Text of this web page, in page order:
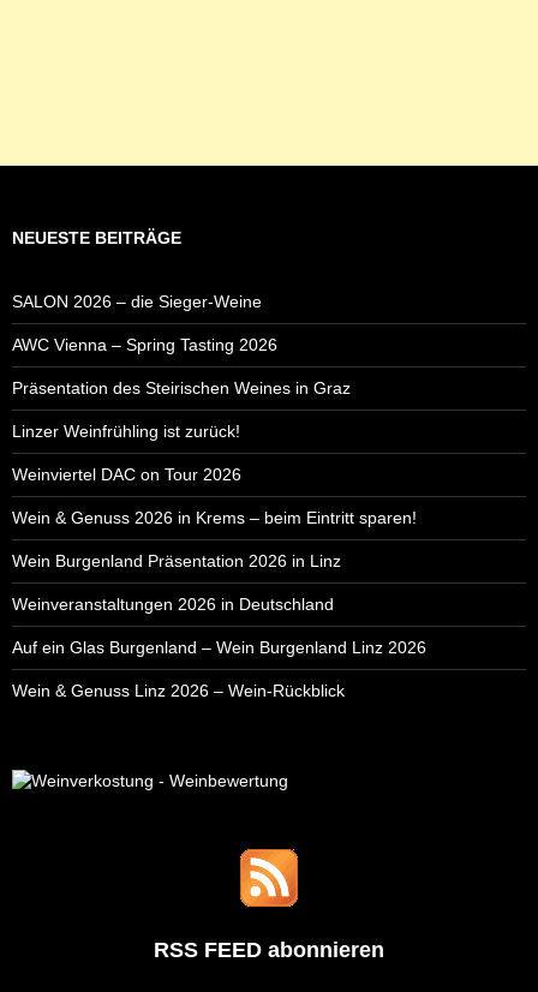
NEUESTE BEITRÄGE
SALON 2026 – die Sieger-Weine
AWC Vienna – Spring Tasting 2026
Präsentation des Steirischen Weines in Graz
Linzer Weinfrühling ist zurück!
Weinviertel DAC on Tour 2026
Wein & Genuss 2026 in Krems – beim Eintritt sparen!
Wein Burgenland Präsentation 2026 in Linz
Weinveranstaltungen 2026 in Deutschland
Auf ein Glas Burgenland – Wein Burgenland Linz 2026
Wein & Genuss Linz 2026 – Wein-Rückblick
RSS FEED abonnieren